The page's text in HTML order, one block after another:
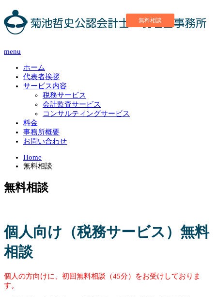
menu
ホーム
代表者挨拶
サービス内容
税務サービス
会計監査サービス
コンサルティングサービス
料金
事務所概要
お問い合わせ
無料相談
Home
無料相談
無料相談
個人向け（税務サービス）無料
相談
個人の方向けに、初回無料相談（45分）をお受けしておりま
す。